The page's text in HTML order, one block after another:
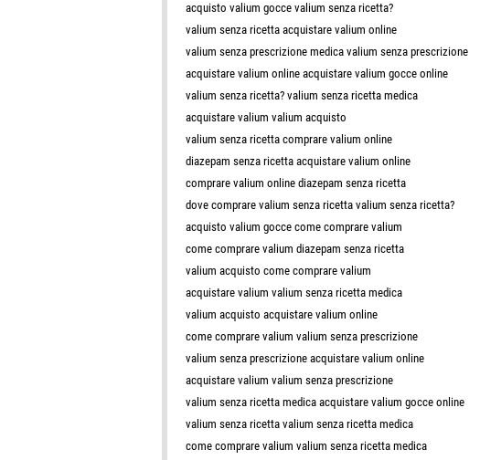
acquisto valium gocce valium senza ricetta?
valium senza ricetta acquistare valium online
valium senza prescrizione medica valium senza prescrizione
acquistare valium online acquistare valium gocce online
valium senza ricetta? valium senza ricetta medica
acquistare valium valium acquisto
valium senza ricetta comprare valium online
diazepam senza ricetta acquistare valium online
comprare valium online diazepam senza ricetta
dove comprare valium senza ricetta valium senza ricetta?
acquisto valium gocce come comprare valium
come comprare valium diazepam senza ricetta
valium acquisto come comprare valium
acquistare valium valium senza ricetta medica
valium acquisto acquistare valium online
come comprare valium valium senza prescrizione
valium senza prescrizione acquistare valium online
acquistare valium valium senza prescrizione
valium senza ricetta medica acquistare valium gocce online
valium senza ricetta valium senza ricetta medica
come comprare valium valium senza ricetta medica